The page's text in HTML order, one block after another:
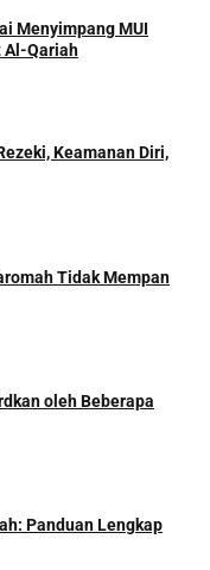
Menyimpang MUI
Al-Qariah
Keamanan Diri,
Tidak Mempan
oleh Beberapa
Panduan Lengkap